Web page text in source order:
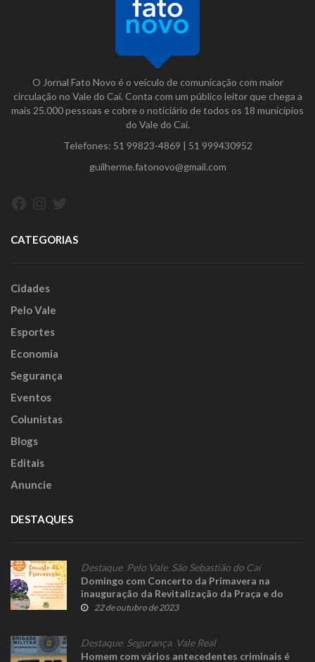
O Jornal Fato Novo é o veículo de comunicação com maior
circulação no Vale do Caí. Conta com um público leitor que chega a
mais 25.000 pessoas e cobre o noticiário de todos os 18 municípios
do Vale do Caí.
Telefones: 51 99823-4869 | 51 999430952
guilherme.fatonovo@gmail.com
CATEGORIAS
Cidades
Pelo Vale
Esportes
Economia
Segurança
Eventos
Colunistas
Blogs
Editais
Anuncie
DESTAQUES
Destaque, Pelo Vale, São Sebastião do Caí
Domingo com Concerto da Primavera na
inauguração da Revitalização da Praça e do
Calçadão do Caí
22 de outubro de 2023
Destaque, Segurança, Vale Real
Homem com vários antecedentes criminais é